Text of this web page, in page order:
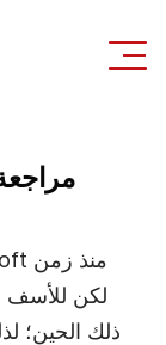
تحميل
ذلك الحين؛